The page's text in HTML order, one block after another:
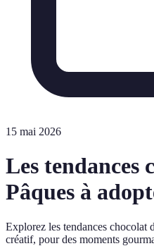
15 mai 2026
Les tendances
Pâques à
Explorez les tendances chocolat
créatif, pour des moments